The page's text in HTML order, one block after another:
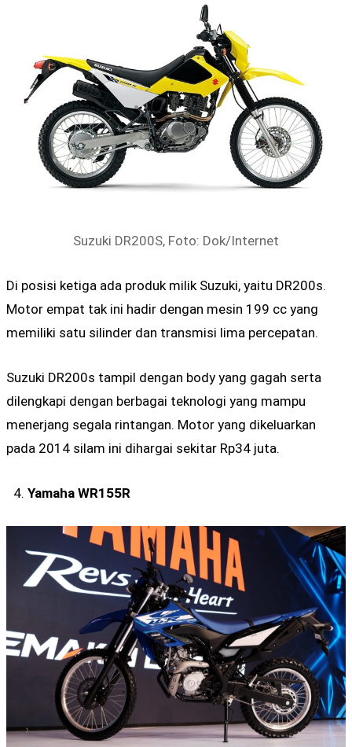
Suzuki DR200S, Foto: Dok/Internet
Di posisi ketiga ada produk milik Suzuki, yaitu DR200s.
Motor empat tak ini hadir dengan mesin 199 cc yang
memiliki satu silinder dan transmisi lima percepatan.
Suzuki DR200s tampil dengan body yang gagah serta
dilengkapi dengan berbagai teknologi yang mampu
menerjang segala rintangan. Motor yang dikeluarkan
pada 2014 silam ini dihargai sekitar Rp34 juta.
Yamaha WR155R